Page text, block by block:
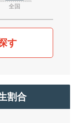
全国
す
割合